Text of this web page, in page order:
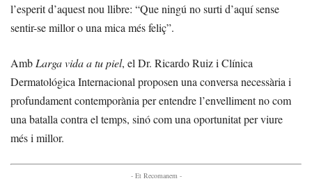
l’esperit d’aquest nou llibre: “Que ningú no surti d’aquí sense
sentir-se millor o una mica més feliç”.
Amb Larga vida a tu piel, el Dr. Ricardo Ruiz i Clínica
Dermatológica Internacional proposen una conversa necessària i
profundament contemporània per entendre l’envelliment no com
una batalla contra el temps, sinó com una oportunitat per viure
més i millor.
- Et Recomanem -